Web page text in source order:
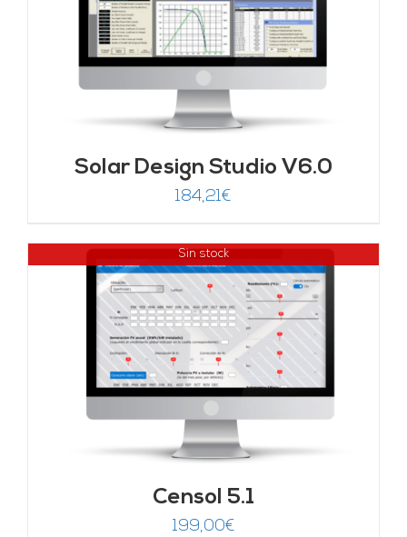
Solar Design Studio V6.0
184,21€
Sin stock
Censol 5.1
199,00€